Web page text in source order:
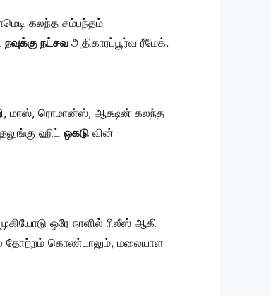
கலந்த சம்பந்தம்
நவுக்கு நட்சவ அதிகாரப்பூர்வ ரீமேக்.
மாஸ், ரொமான்ஸ், ஆக்ஷன் கலந்த
ஹிட் ஒகடு வின்
ஒரே நாளில் ரிலீஸ் ஆகி
தோற்றம் கொண்டாலும், மலையாள